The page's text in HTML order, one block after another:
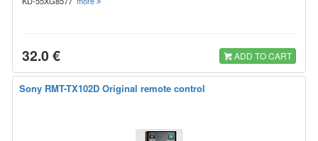
32.0 € ADD TO CART
Sony RMT-TX102D Original remote control